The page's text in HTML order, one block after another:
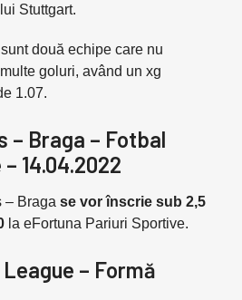
Stuttgart.
două echipe care nu
goluri, având un xg
1.07.
– Braga – Fotbal
14.04.2022
– Braga se vor înscrie sub 2,5
la eFortuna Pariuri Sportive.
– Formă